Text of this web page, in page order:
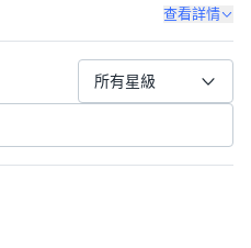
查看詳情
所有星級